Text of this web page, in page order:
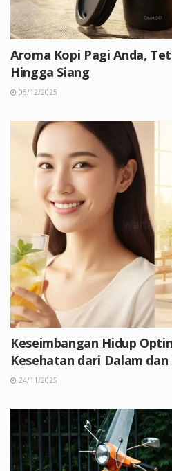
Aroma Kopi Pagi Anda,
Hingga Siang
06/12/2025
Keseimbangan Hidup
Kesehatan dari Dalam dan
24/11/2025